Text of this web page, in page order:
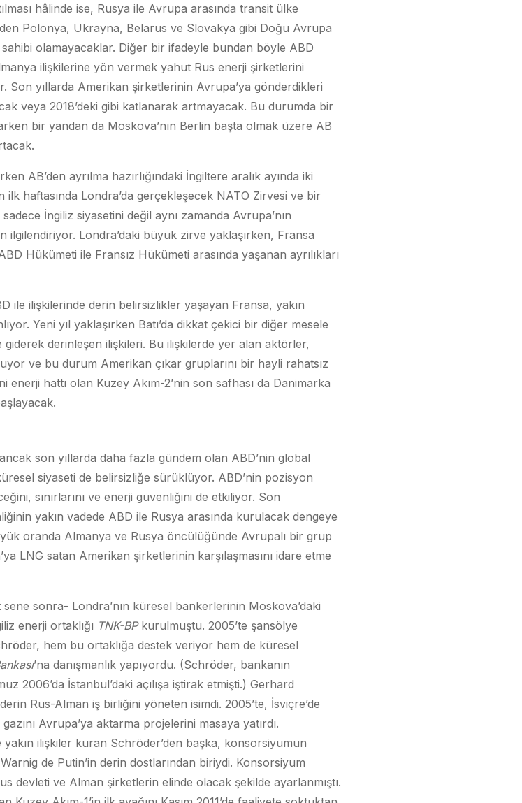
hâlinde ise, Rusya ile Avrupa arasında transit ülke
Polonya, Ukrayna, Belarus ve Slovakya gibi Doğu Avrupa
olamayacaklar. Diğer bir ifadeyle bundan böyle ABD
ilişkilerine yön vermek yahut Rus enerji şirketlerini
Son yıllarda Amerikan şirketlerinin Avrupa’ya gönderdikleri
veya 2018’deki gibi katlanarak artmayacak. Bu durumda bir
bir yandan da Moskova’nın Berlin başta olmak üzere AB
AB’den ayrılma hazırlığındaki İngiltere aralık ayında iki
haftasında Londra’da gerçekleşecek NATO Zirvesi ve bir
İngiliz siyasetini değil aynı zamanda Avrupa’nın
ilgilendiriyor. Londra’daki büyük zirve yaklaşırken, Fransa
Hükümeti ile Fransız Hükümeti arasında yaşanan ayrılıkları
ile ilişkilerinde derin belirsizlikler yaşayan Fransa, yakın
Yeni yıl yaklaşırken Batı’da dikkat çekici bir diğer mesele
giderek derinleşen ilişkileri. Bu ilişkilerde yer alan aktörler,
ve bu durum Amerikan çıkar gruplarını bir hayli rahatsız
enerji hattı olan Kuzey Akım-2’nin son safhası da Danimarka
son yıllarda daha fazla gündem olan ABD’nin global
siyaseti de belirsizliğe sürüklüyor. ABD’nin pozisyon
sınırlarını ve enerji güvenliğini de etkiliyor. Son
yakın vadede ABD ile Rusya arasında kurulacak dengeye
oranda Almanya ve Rusya öncülüğünde Avrupalı bir grup
LNG satan Amerikan şirketlerinin karşılaşmasını idare etme
sonra- Londra’nın küresel bankerlerinin Moskova’daki
enerji ortaklığı TNK-BPkurulmuştu. 2005’te şansölye
hem bu ortaklığa destek veriyor hem de küresel
’na danışmanlık yapıyordu. (Schröder, bankanın
2006’da İstanbul’daki açılışa iştirak etmişti.) Gerhard
Rus-Alman iş birliğini yöneten isimdi. 2005’te, İsviçre’de
Avrupa’ya aktarma projelerini masaya yatırdı.
ilişkiler kuran Schröder’den başka, konsorsiyumun
de Putin’in derin dostlarından biriydi. Konsorsiyum
devleti ve Alman şirketlerin elinde olacak şekilde ayarlanmıştı.